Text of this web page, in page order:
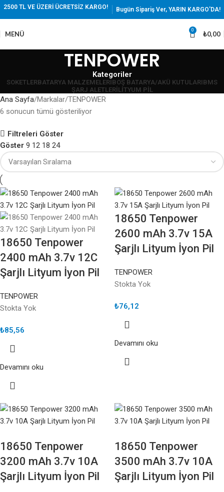
2500 TL VE ÜZERİ ÜCRETSİZ KARGO! Bugün Sipariş Ver, YARIN KARGO'DA!
MENÜ 0 ₺0,00
TENPOWER
Kategoriler
SOKETLERBATARYA MALZEMELERI BOŞ BATARYA/AKÜ KUTULARIBMS
ŞARJ ALETLERI LITYUM PIL
Ana Sayfa Markalar TENPOWER
6 sonucun tümü gösteriliyor
Filtreleri Göster
Göster 9 12 18 24
18650 Tenpower
2400 mAh 3.7v 12C
Şarjlı Lityum İyon Pil
TENPOWER
Stokta Yok
₺85,56
Devamını oku
18650 Tenpower
2600 mAh 3.7v 15A
Şarjlı Lityum İyon Pil
TENPOWER
Stokta Yok
₺76,12
Devamını oku
18650 Tenpower
3200 mAh 3.7v 10A
Şarjlı Lityum İyon Pil
18650 Tenpower
3500 mAh 3.7v 10A
Şarjlı Lityum İyon Pil